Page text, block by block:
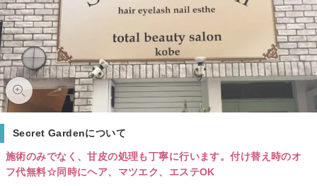
Secret Gardenについて
施術のみでなく、甘皮の処理も丁寧に行います。付け替え時のオ
フ代無料☆同時にヘア、マツエク、エステOK